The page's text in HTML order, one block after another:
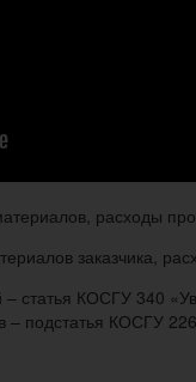
расходы
заказчика,
статья КОСГУ 340
– подстатья КОСГУ